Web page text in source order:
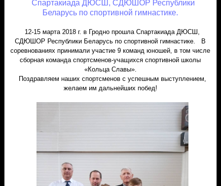
Спартакиада ДЮСШ, СДЮШОР Республики
Беларусь по спортивной гимнастике.
12-15 марта 2018 г. в Гродно прошла Спартакиада ДЮСШ,
СДЮШОР Республики Беларусь по спортивной гимнастике. В
соревнованиях принимали участие 9 команд юношей, в том числе
сборная команда спортсменов-учащихся спортивной школы
«Кольца Славы».
Поздравляем наших спортсменов с успешным выступлением,
желаем им дальнейших побед!